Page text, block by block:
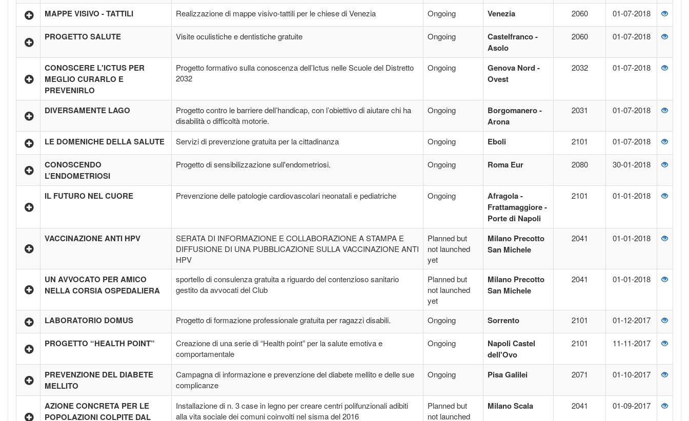
MAPPE VISIVO - TATTILI Realizzazione di mappe visivo-tattili per le chiese di Venezia Ongoing Venezia 2060 01-07-2018
PROGETTO SALUTE Visite oculistiche e dentistiche gratuite Ongoing
Castelfranco -
Asolo
2060 01-07-2018
CONOSCERE L'ICTUS PER
MEGLIO CURARLO E
PREVENIRLO
Progetto formativo sulla conoscenza dell’Ictus nelle Scuole del Distretto
2032
Ongoing
Genova Nord -
Ovest
2032 01-07-2018
DIVERSAMENTE LAGO
Progetto contro le barriere dell’handicap, con l’obiettivo di aiutare chi ha
disabilità o difficoltà motorie.
Ongoing
Borgomanero -
Arona
2031 01-07-2018
LE DOMENICHE DELLA SALUTE Servizi di prevenzione gratuita per la cittadinanza Ongoing Eboli 2101 01-07-2018
CONOSCENDO
L’ENDOMETRIOSI
Progetto di sensibilizzazione sull'endometriosi. Ongoing Roma Eur 2080 30-01-2018
IL FUTURO NEL CUORE Prevenzione delle patologie cardiovascolari neonatali e pediatriche Ongoing
Afragola -
Frattamaggiore -
Porte di Napoli
2101 01-01-2018
VACCINAZIONE ANTI HPV
SERATA DI INFORMAZIONE E COLLABORAZIONE A STAMPA E
DIFFUSIONE DI UNA PUBBLICAZIONE SULLA VACCINAZIONE ANTI
HPV
Planned but
not launched
yet
Milano Precotto
San Michele
2041 01-01-2018
UN AVVOCATO PER AMICO
NELLA CORSIA OSPEDALIERA
sportello di consulenza gratuita a riguardo del contenzioso sanitario
gestito da avvocati del Club
Planned but
not launched
yet
Milano Precotto
San Michele
2041 01-01-2018
LABORATORIO DOMUS Progetto di formazione professionale gratuita per ragazzi disabili. Ongoing Sorrento 2101 01-12-2017
PROGETTO “HEALTH POINT”
Creazione di una serie di “Health point” per la salute emotiva e
comportamentale
Ongoing
Napoli Castel
dell'Ovo
2101 11-11-2017
PREVENZIONE DEL DIABETE
MELLITO
Campagna di informazione e prevenzione del diabete mellito e delle sue
complicanze
Ongoing Pisa Galilei 2071 01-10-2017
AZIONE CONCRETA PER LE
POPOLAZIONI COLPITE DAL
Installazione di n. 3 case in legno per creare centri polifunzionali adibiti
alla vita sociale dei comuni coinvolti nel sisma del 2016
Planned but
not launched
Milano Scala 2041 01-09-2017